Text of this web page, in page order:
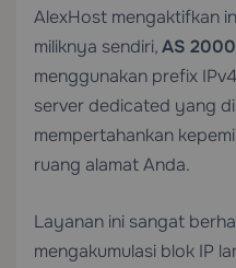
AlexHost mengaktifkan
miliknya sendiri,AS
menggunakan prefix
server dedicated yang
mempertahankan
ruang alamat Anda.
Layanan ini sangat
mengakumulasi blok IP